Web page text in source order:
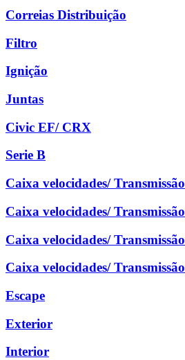
Correias Distribuição
Filtro
Ignição
Juntas
Civic EF/ CRX
Serie B
Caixa velocidades/ Transmissão
Caixa velocidades/ Transmissão
Caixa velocidades/ Transmissão
Caixa velocidades/ Transmissão
Escape
Exterior
Interior